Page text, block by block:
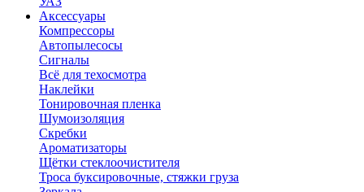
Аксесcуары
Компрессоры
Автопылесосы
Сигналы
Всё для техосмотра
Наклейки
Тонировочная пленка
Шумоизоляция
Скребки
Ароматизаторы
Щётки стеклоочистителя
Троса буксировочные, стяжки груза